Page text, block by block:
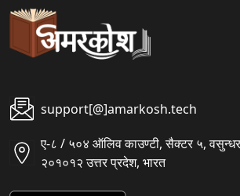
support[@]amarkosh.tech
ए-८ / ५०४ ऑलिव काउण्टी, सैक्टर ५,
२०१०१२ उत्तर प्रदेश, भारत